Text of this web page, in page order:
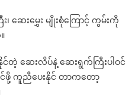
ဆေးမွှေး မျိုးစုံကြောင့် ကွမ်းကို
ဆေးလိပ်နဲ့ ဆေးရွက်ကြီးပါဝင်
ဖို့ ကူညီပေးနိုင် တာကတော့